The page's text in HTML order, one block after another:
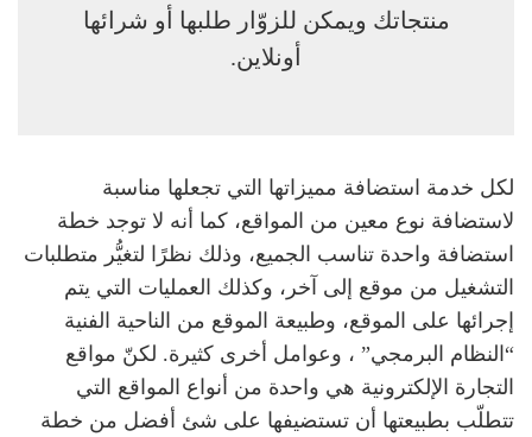
منتجاتك ويمكن للزوّار طلبها أو شرائها
أونلاين.
لكل خدمة استضافة مميزاتها التي تجعلها مناسبة
لاستضافة نوع معين من المواقع، كما أنه لا توجد خطة
استضافة واحدة تناسب الجميع، وذلك نظرًا لتغيُّر متطلبات
التشغيل من موقع إلى آخر، وكذلك العمليات التي يتم
إجرائها على الموقع، وطبيعة الموقع من الناحية الفنية
“النظام البرمجي” ، وعوامل أخرى كثيرة. لكنّ مواقع
التجارة الإلكترونية هي واحدة من أنواع المواقع التي
تتطلّب بطبيعتها أن تستضيفها على شئ أفضل من خطة